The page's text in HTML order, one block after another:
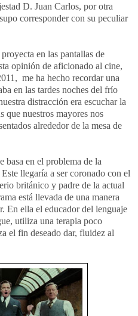
D. Juan Carlos, por otra
corresponder con su peculiar
en las pantallas de
opinión de aficionado al cine,
me ha hecho recordar una
en las tardes noches del frío
distracción era escuchar la
que nuestros mayores nos
alrededor de la mesa de
basa en el problema de la
llegaría a ser coronado con el
británico y padre de la actual
está llevada de una manera
En ella el educador del lenguaje
utiliza una terapia poco
el fin deseado dar, fluidez al